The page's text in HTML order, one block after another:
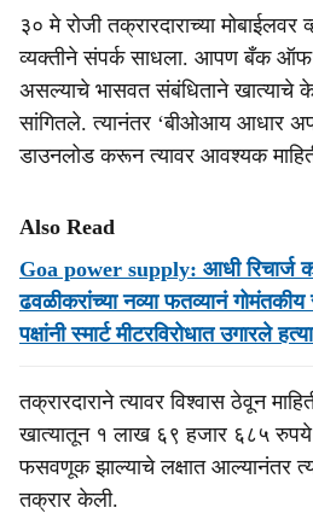
३० मे रोजी तक्रारदाराच्या मोबाईलवर
व्यक्तीने संपर्क साधला. आपण बँक
असल्याचे भासवत संबंधिताने खात्याचे
सांगितले. त्यानंतर ‘बीओआय आधार
डाउनलोड करून त्यावर आवश्यक
Also Read
Goa power supply: आधी रिचार्ज
ढवळीकरांच्या नव्या फतव्यानं गोमंतकीय
पक्षांनी स्मार्ट मीटरविरोधात उगारले
तक्रारदाराने त्यावर विश्वास ठेवून
खात्यातून १ लाख ६९ हजार ६८५
फसवणूक झाल्याचे लक्षात आल्यानंतर
तक्रार केली.